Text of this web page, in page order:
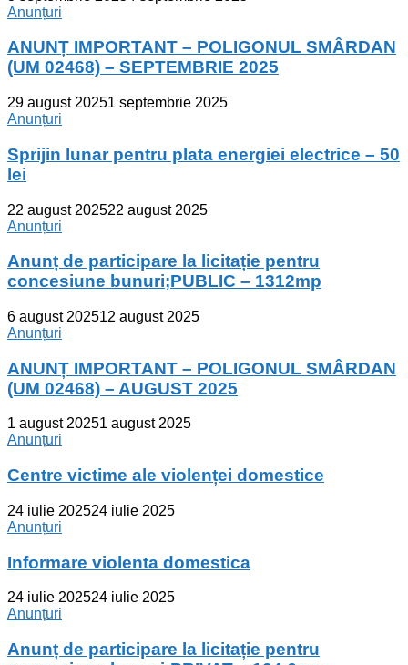
Anunțuri
ANUNȚ IMPORTANT – POLIGONUL SMÂRDAN
(UM 02468) – SEPTEMBRIE 2025
29 august 20251 septembrie 2025
Anunțuri
Sprijin lunar pentru plata energiei electrice – 50
lei
22 august 202522 august 2025
Anunțuri
Anunț de participare la licitație pentru
concesiune bunuri;PUBLIC – 1312mp
6 august 202512 august 2025
Anunțuri
ANUNȚ IMPORTANT – POLIGONUL SMÂRDAN
(UM 02468) – AUGUST 2025
1 august 20251 august 2025
Anunțuri
Centre victime ale violenței domestice
24 iulie 202524 iulie 2025
Anunțuri
Informare violenta domestica
24 iulie 202524 iulie 2025
Anunțuri
Anunț de participare la licitație pentru